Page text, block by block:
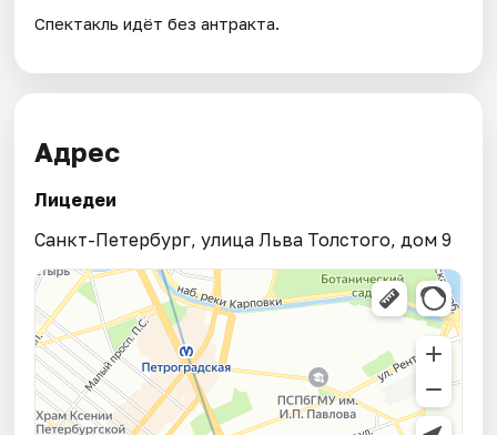
Спектакль идёт без антракта.
Адрес
Лицедеи
Санкт-Петербург, улица Льва Толстого, дом 9